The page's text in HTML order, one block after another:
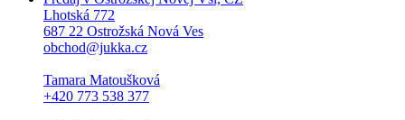
Lhotská 772
687 22 Ostrožská Nová Ves
obchod@jukka.cz
Tamara Matoušková
+420 773 538 377